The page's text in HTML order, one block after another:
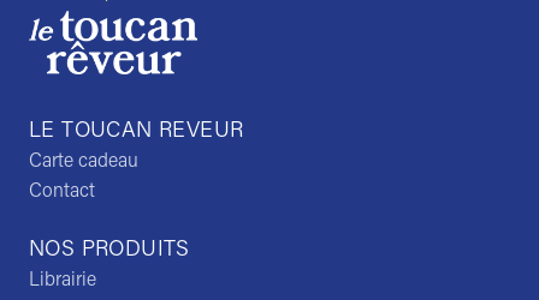
NOS PRODUITS
Librairie
LE TOUCAN REVEUR
Carte cadeau
Contact